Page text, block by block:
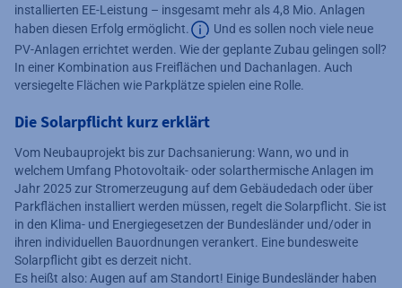
installierten EE-Leistung – insgesamt mehr als 4,8 Mio. Anlagen
haben diesen Erfolg ermöglicht.
Zusätzliche Informationen
Und es sollen noch viele neue
PV-Anlagen errichtet werden. Wie der geplante Zubau gelingen soll?
In einer Kombination aus Freiflächen und Dachanlagen. Auch
versiegelte Flächen wie Parkplätze spielen eine Rolle.
Die Solarpflicht kurz erklärt
Vom Neubauprojekt bis zur Dachsanierung: Wann, wo und in
welchem Umfang Photovoltaik- oder solarthermische Anlagen im
Jahr 2025 zur Stromerzeugung auf dem Gebäudedach oder über
Parkflächen installiert werden müssen, regelt die Solarpflicht. Sie ist
in den Klima- und Energiegesetzen der Bundesländer und/oder in
ihren individuellen Bauordnungen verankert. Eine bundesweite
Solarpflicht gibt es derzeit nicht.
Es heißt also: Augen auf am Standort! Einige Bundesländer haben